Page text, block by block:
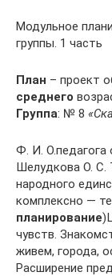
Модульное
группы. 1 часть
План – проект
среднего
Группа: № 8
Ф. И. О.педагога
Шелудкова О. С.
народного
комплексно —
планирование
чувств.
живем, города,
Расширение